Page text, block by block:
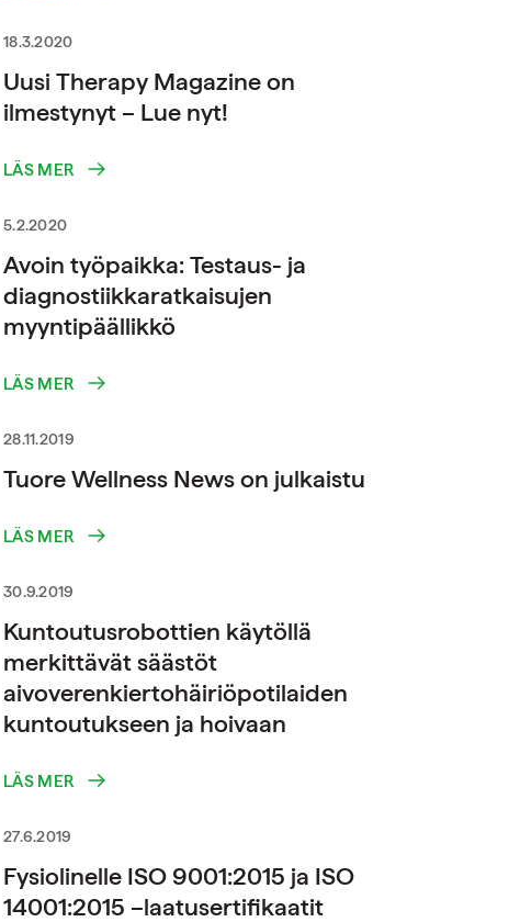
18.3.2020
Uusi Therapy Magazine on
ilmestynyt – Lue nyt!
LÄS MER
5.2.2020
Avoin työpaikka: Testaus- ja
diagnostiikkaratkaisujen
myyntipäällikkö
LÄS MER
28.11.2019
Tuore Wellness News on julkaistu
LÄS MER
30.9.2019
Kuntoutusrobottien käytöllä
merkittävät säästöt
aivoverenkiertohäiriöpotilaiden
kuntoutukseen ja hoivaan
LÄS MER
27.6.2019
Fysiolinelle ISO 9001:2015 ja ISO
14001:2015 –laatusertifikaatit